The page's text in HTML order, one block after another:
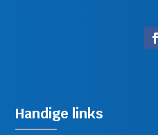
Handige links